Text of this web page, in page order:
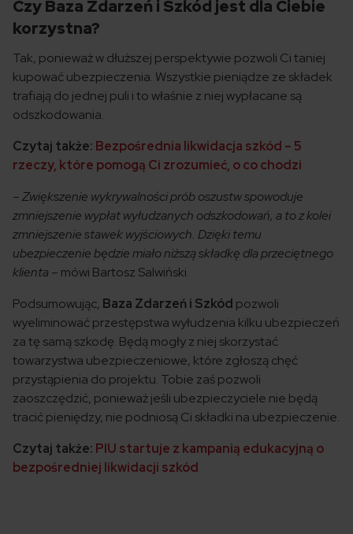
Czy Baza Zdarzeń i Szkód jest dla Ciebie
korzystna?
Tak, ponieważ w dłuższej perspektywie pozwoli Ci taniej
kupować ubezpieczenia. Wszystkie pieniądze ze składek
trafiają do jednej puli i to właśnie z niej wypłacane są
odszkodowania.
Czytaj także: Bezpośrednia likwidacja szkód – 5
rzeczy, które pomogą Ci zrozumieć, o co chodzi
–Zwiększenie wykrywalności prób oszustw spowoduje
zmniejszenie wypłat wyłudzanych odszkodowań, a to z kolei
zmniejszenie stawek wyjściowych. Dzięki temu
ubezpieczenie będzie miało niższą składkę dla przeciętnego
klienta– mówi Bartosz Salwiński.
Podsumowując, Baza Zdarzeń i Szkód pozwoli
wyeliminować przestępstwa wyłudzenia kilku ubezpieczeń
za tę samą szkodę. Będą mogły z niej skorzystać
towarzystwa ubezpieczeniowe, które zgłoszą chęć
przystąpienia do projektu. Tobie zaś pozwoli
zaoszczędzić, ponieważ jeśli ubezpieczyciele nie będą
tracić pieniędzy, nie podniosą Ci składki na ubezpieczenie.
Czytaj także: PIU startuje z kampanią edukacyjną o
bezpośredniej likwidacji szkód